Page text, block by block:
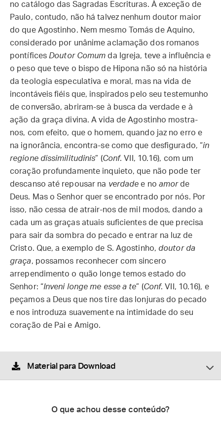
no catálogo das Sagradas Escrituras. À exceção de
Paulo, contudo, não há talvez nenhum doutor maior
do que Agostinho. Nem mesmo Tomás de Aquino,
considerado por unânime aclamação dos romanos
pontífices Doutor Comum da Igreja, teve a influência e
o peso que teve o bispo de Hipona não só na história
da teologia especulativa e moral, mas na vida de
incontáveis fiéis que, inspirados pelo seu testemunho
de conversão, abriram-se à busca da verdade e à
ação da graça divina. A vida de Agostinho mostra-
nos, com efeito, que o homem, quando jaz no erro e
na ignorância, encontra-se como que desfigurado, “in
regione dissimilitudinis” (Conf. VII, 10.16), com um
coração profundamente inquieto, que não pode ter
descanso até repousar na verdade e no amorde
Deus. Mas o Senhor quer se encontrado por nós. Por
isso, não cessa de atrair-nos de mil modos, dando a
cada um as graças atuais suficientes de que precisa
para sair da sombra do pecado e entrar na luz de
Cristo. Que, a exemplo de S. Agostinho, doutor da
graça, possamos reconhecer com sincero
arrependimento o quão longe temos estado do
Senhor: “Inveni longe me esse a te” (Conf. VII, 10.16), e
peçamos a Deus que nos tire das lonjuras do pecado
e nos introduza suavemente na intimidade do seu
coração de Pai e Amigo.
Material para Download
O que achou desse conteúdo?